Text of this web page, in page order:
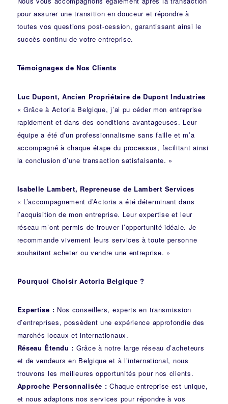
pour assurer une transition en douceur et répondre à
toutes vos questions post-cession, garantissant ainsi le
succès continu de votre entreprise.
Témoignages de Nos Clients
Luc Dupont, Ancien Propriétaire de Dupont Industries
« Grâce à Actoria Belgique, j’ai pu céder mon entreprise
rapidement et dans des conditions avantageuses. Leur
équipe a été d’un professionnalisme sans faille et m’a
accompagné à chaque étape du processus, facilitant ainsi
la conclusion d’une transaction satisfaisante. »
Isabelle Lambert, Repreneuse de Lambert Services
« L’accompagnement d’Actoria a été déterminant dans
l’acquisition de mon entreprise. Leur expertise et leur
réseau m’ont permis de trouver l’opportunité idéale. Je
recommande vivement leurs services à toute personne
souhaitant acheter ou vendre une entreprise. »
Pourquoi Choisir Actoria Belgique ?
Expertise : Nos conseillers, experts en transmission
d’entreprises, possèdent une expérience approfondie des
marchés locaux et internationaux.
Réseau Étendu : Grâce à notre large réseau d’acheteurs
et de vendeurs en Belgique et à l’international, nous
trouvons les meilleures opportunités pour nos clients.
Approche Personnalisée : Chaque entreprise est unique,
et nous adaptons nos services pour répondre à vos